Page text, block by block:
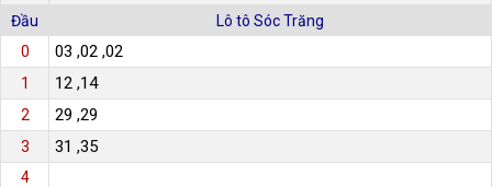
Đầu
Lô tô Sóc Trăng
0
03 ,02 ,02
1 12 ,14
2 29 ,29
3 31 ,35
4